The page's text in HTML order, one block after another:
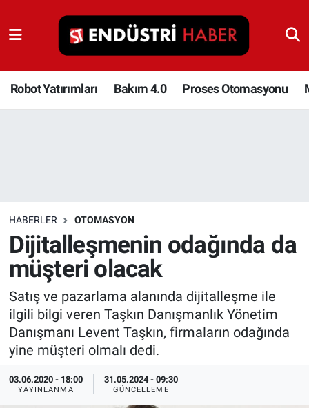
Robot Yatırımları Bakım 4.0 Proses Otomasyonu
HABERLER OTOMASYON
Dijitalleşmenin odağında da
müşteri olacak
Satış ve pazarlama alanında dijitalleşme ile
ilgili bilgi veren Taşkın Danışmanlık Yönetim
Danışmanı Levent Taşkın, firmaların odağında
yine müşteri olmalı dedi.
03.06.2020 - 18:00
YAYINLANMA
31.05.2024 - 09:30
GÜNCELLEME
Robot Yatırımları
Bakım 4.0
Depolama Çözümleri
İnşaat ve Malzeme
HaberOrtak
EndüstriST
Endüstri 4.0 Uygulamaları